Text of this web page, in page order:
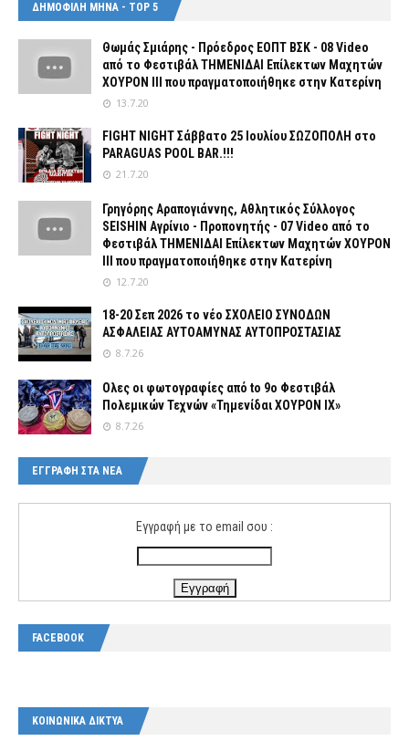
ΔΗΜΟΦΙΛΗ ΜΗΝΑ - TOP 5
Θωμάς Σμιάρης - Πρόεδρος ΕΟΠΤ ΒΣΚ - 08 Video
από το Φεστιβάλ ΤΗΜΕΝΙΔΑΙ Επίλεκτων Μαχητών
ΧΟΥΡΟΝ ΙΙΙ που πραγματοποιήθηκε στην Κατερίνη
13.7.20
FIGHT NIGHT Σάββατο 25 Ιουλίου ΣΩΖΟΠΟΛΗ στο
PARAGUAS POOL BAR.!!!
21.7.20
Γρηγόρης Αραπογιάννης, Αθλητικός Σύλλογος
SEISHIN Αγρίνιο - Προπονητής - 07 Video από το
Φεστιβάλ ΤΗΜΕΝΙΔΑΙ Επίλεκτων Μαχητών ΧΟΥΡΟΝ
ΙΙΙ που πραγματοποιήθηκε στην Κατερίνη
12.7.20
18-20 Σεπ 2026 το νέο ΣΧΟΛΕΙΟ ΣΥΝΟΔΩΝ
ΑΣΦΑΛΕΙΑΣ ΑΥΤΟΑΜΥΝΑΣ ΑΥΤΟΠΡΟΣΤΑΣΙΑΣ
8.7.26
Ολες οι φωτογραφίες από tο 9ο Φεστιβάλ
Πολεμικών Τεχνών «Τημενίδαι ΧΟΥΡΟΝ ΙΧ»
8.7.26
ΕΓΓΡΑΦΗ ΣΤΑ ΝΕΑ
Εγγραφή με το email σου :
FACEBOOK
ΚΟΙΝΩΝΙΚΑ ΔΙΚΤΥΑ